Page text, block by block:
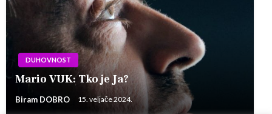
DUHOVNOST
Mario VUK: Tko je Ja?
Biram DOBRO 15. veljače 2024.